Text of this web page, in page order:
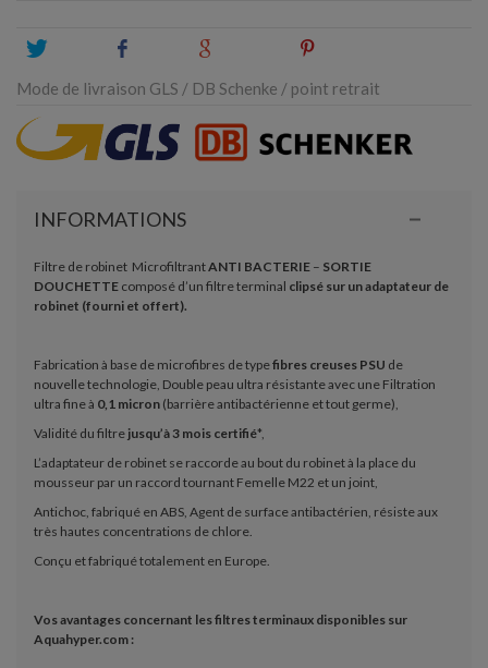
Tweet
Mode de livraison GLS / DB Schenke / point retrait
INFORMATIONS
Filtre de robinet MicrofiltrantANTI BACTERIE– SORTIE
DOUCHETTEcomposé d’un filtre terminal clipsé sur un adaptateur de
robinet (fourni et offert).
Fabrication à base de microfibres de typefibres creuses PSU de
nouvelle technologie, Double peau ultra résistante avec une Filtration
ultra fine à 0,1 micron(barrière antibactérienne et tout germe),
Validité du filtre jusqu’à 3 mois certifié*,
L’adaptateur de robinet se raccorde au bout du robinet à la place du
mousseur par un raccord tournant Femelle M22 et un joint,
Antichoc, fabriqué en ABS, Agent de surface antibactérien, résiste aux
très hautes concentrations de chlore.
Conçu et fabriqué totalement en Europe.
Vos avantages concernant les filtres terminaux disponibles sur
Aquahyper.com :